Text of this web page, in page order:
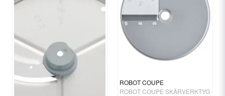
ROBOT COUPE
ROBOT COUPE SKÄRVERKTYG
Kontaktinformation EU:
Robot Coupe
Haukadalsgatan 10
164 40 Kista
Kontakt
Yes, you can publish my question.